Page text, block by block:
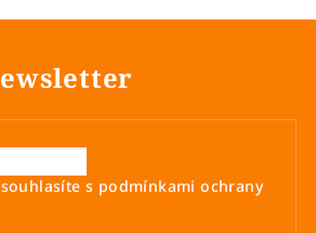
s podmínkami ochrany